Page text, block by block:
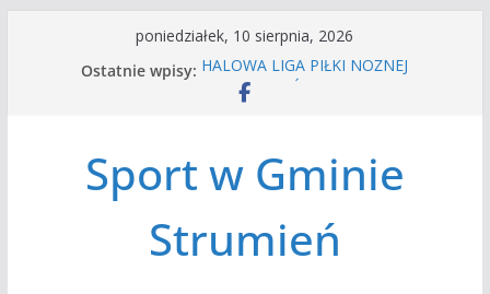
poniedziałek, 10 sierpnia, 2026
Ostatnie wpisy: HALOWA LIGA PIŁKI NOŻNEJ
LATO W MIEŚCIE’2026
Czwórbój lekkoatletyczny
Sport w Gminie
Strumień